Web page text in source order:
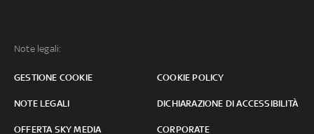
Note legali:
GESTIONE COOKIE COOKIE POLICY
NOTE LEGALI DICHIARAZIONE DI ACCESSIBILITÀ
OFFERTA SKY MEDIA CORPORATE